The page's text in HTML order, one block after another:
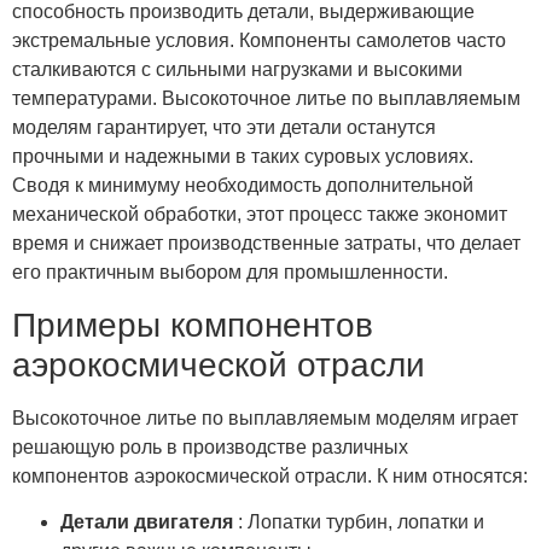
способность производить детали, выдерживающие
экстремальные условия. Компоненты самолетов часто
сталкиваются с сильными нагрузками и высокими
температурами. Высокоточное литье по выплавляемым
моделям гарантирует, что эти детали останутся
прочными и надежными в таких суровых условиях.
Сводя к минимуму необходимость дополнительной
механической обработки, этот процесс также экономит
время и снижает производственные затраты, что делает
его практичным выбором для промышленности.
Примеры компонентов
аэрокосмической отрасли
Высокоточное литье по выплавляемым моделям играет
решающую роль в производстве различных
компонентов аэрокосмической отрасли. К ним относятся:
Детали двигателя : Лопатки турбин, лопатки и